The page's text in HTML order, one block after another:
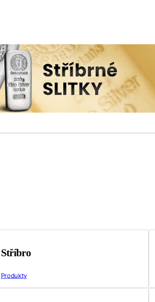
Stříbro
Produkty